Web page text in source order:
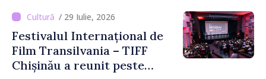
/ 29 Iulie, 2026
Festivalul Internațional de
Film Transilvania – TIFF
Chișinău a reunit peste